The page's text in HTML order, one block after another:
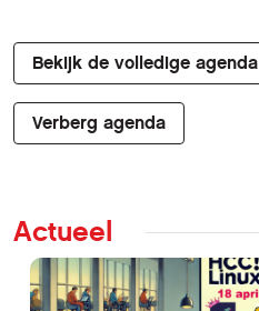
Bekijk de volledige agenda
Verberg agenda
Actueel